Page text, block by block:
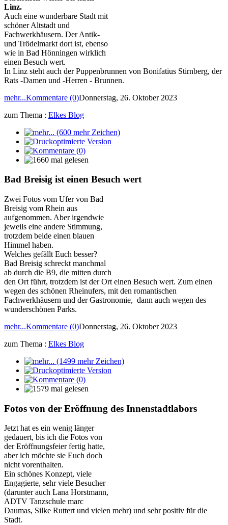
Linz.
Auch eine wunderbare Stadt mit
schöner Altstadt und
Fachwerkhäusern. Der Antik-
und Trödelmarkt dort ist, ebenso
wie in Bad Hönningen wirklich
einen Besuch wert.
In Linz steht auch der Puppenbrunnen von Bonifatius Stirnberg, der
Rats -Damen und -Herren - Brunnen.
mehr...Kommentare (0)Donnerstag, 26. Oktober 2023
zum Thema : Elkes Blog
Bad Breisig ist einen Besuch wert
Zwei Fotos vom Ufer von Bad
Breisig vom Rhein aus
aufgenommen. Aber irgendwie
jeweils eine andere Stimmung,
trotzdem beide einen blauen
Himmel haben.
Welches gefällt Euch besser?
Bad Breisig schreckt manchmal
ab durch die B9, die mitten durch
den Ort führt, trotzdem ist der Ort einen Besuch wert. Zum einen
wegen des schönen Rheinufers, mit den romantischen
Fachwerkhäusern und der Gastronomie, dann auch wegen des
wunderschönen Parks.
mehr...Kommentare (0)Donnerstag, 26. Oktober 2023
zum Thema : Elkes Blog
Fotos von der Eröffnung des Innenstadtlabors
Jetzt hat es ein wenig länger
gedauert, bis ich die Fotos von
der Eröffnungsfeier fertig hatte,
aber ich möchte sie Euch doch
nicht vorenthalten.
Ein schönes Konzept, viele
Engagierte, sehr viele Besucher
(darunter auch Lana Horstmann,
ADTV Tanzschule marc
Daumas, Silke Ruttert und vielen mehr) und sehr positiv für die
Stadt.